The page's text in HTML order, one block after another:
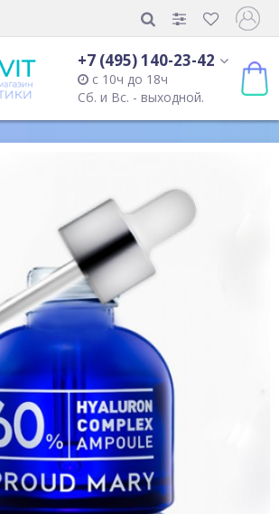
+7 (495) 140-23-42
с 10ч до 18ч
Сб. и Вс. - выходной.